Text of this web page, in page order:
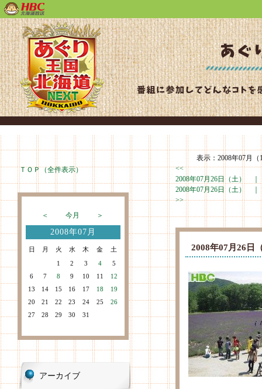
ＴＯＰ（全件表示）
＜ 今月 ＞
2008年07月
日 月 火 水 木 金
土
1
2 3 4
5
6
7 8 9 10 11
12
13
14 15 16 17 18
19
20
21 22 23 24 25
26
27
28 29 30 31
アーカイブ
表示：2008年07月（
<<
2008年07月26日（土）
2008年07月26日（土）
>>
2008年07月26